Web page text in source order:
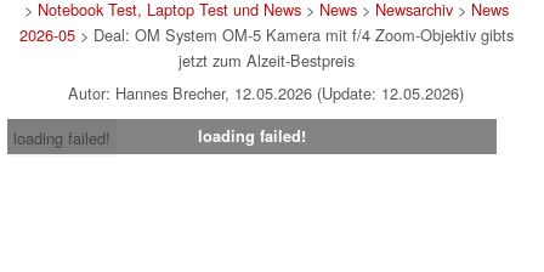
> Notebook Test, Laptop Test und News> News> Newsarchiv> News
2026-05> Deal: OM System OM-5 Kamera mit f/4 Zoom-Objektiv gibts
jetzt zum Alzeit-Bestpreis
Autor: Hannes Brecher, 12.05.2026 (Update: 12.05.2026)
loading failed!
loading failed!